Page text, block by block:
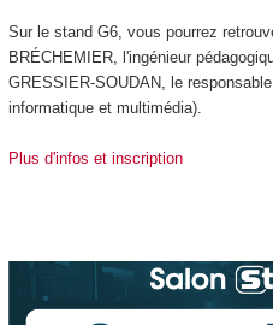
Sur le stand G6, vous pourrez
BRÉCHEMIER, l'ingénieur
GRESSIER-SOUDAN, le
informatique et multimédia).
Plus d'infos et inscription